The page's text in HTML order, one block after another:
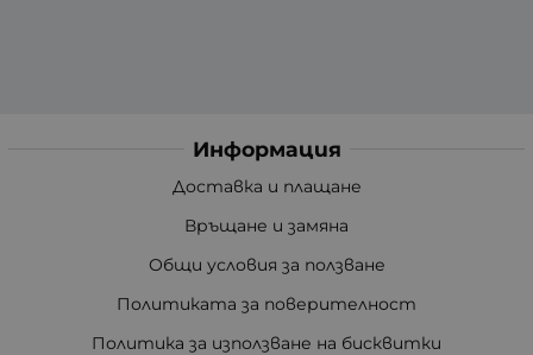
Информация
Доставка и плащане
Връщане и замяна
Общи условия за ползване
Политиката за поверителност
Политика за използване на бисквитки